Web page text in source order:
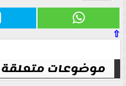
⇧
موضوعات متعلقة